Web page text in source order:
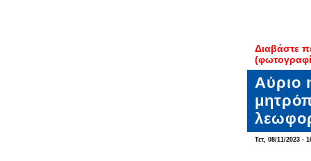
Διαβάστε
Αύριο
Τετ, 08/11/2023 -